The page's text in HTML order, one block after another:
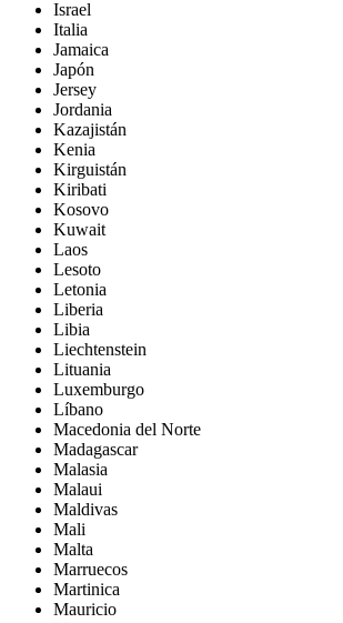
Israel
Italia
Jamaica
Japón
Jersey
Jordania
Kazajistán
Kenia
Kirguistán
Kiribati
Kosovo
Kuwait
Laos
Lesoto
Letonia
Liberia
Libia
Liechtenstein
Lituania
Luxemburgo
Líbano
Macedonia del Norte
Madagascar
Malasia
Malaui
Maldivas
Mali
Malta
Marruecos
Martinica
Mauricio